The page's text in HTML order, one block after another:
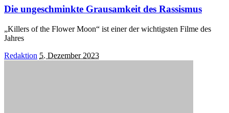
Die ungeschminkte Grausamkeit des Rassismus
„Killers of the Flower Moon“ ist einer der wichtigsten Filme des
Jahres
Posted
Redaktion 5. Dezember 2023